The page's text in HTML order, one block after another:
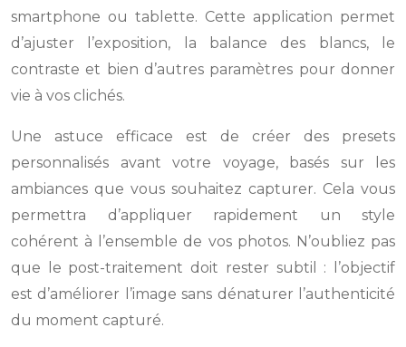
smartphone ou tablette. Cette application permet
d’ajuster l’exposition, la balance des blancs, le
contraste et bien d’autres paramètres pour donner
vie à vos clichés.
Une astuce efficace est de créer des presets
personnalisés avant votre voyage, basés sur les
ambiances que vous souhaitez capturer. Cela vous
permettra d’appliquer rapidement un style
cohérent à l’ensemble de vos photos. N’oubliez pas
que le post-traitement doit rester subtil : l’objectif
est d’améliorer l’image sans dénaturer l’authenticité
du moment capturé.